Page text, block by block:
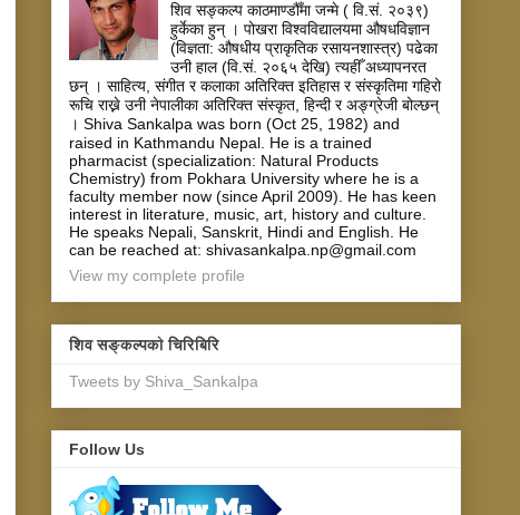
शिव सङ्कल्प काठमाण्डौँमा जन्मे ( वि.सं. २०३९)
हुर्केका हुन् । पोखरा विश्वविद्यालयमा औषधविज्ञान
(विज्ञता: औषधीय प्राकृतिक रसायनशास्त्र) पढेका
उनी हाल (वि.सं. २०६५ देखि) त्यहीँ अध्यापनरत
छन् । साहित्य, संगीत र कलाका अतिरिक्त इतिहास र संस्कृतिमा गहिरो
रूचि राख्ने उनी नेपालीका अतिरिक्त संस्कृत, हिन्दी र अङ्ग्रेजी बोल्छन्
। Shiva Sankalpa was born (Oct 25, 1982) and
raised in Kathmandu Nepal. He is a trained
pharmacist (specialization: Natural Products
Chemistry) from Pokhara University where he is a
faculty member now (since April 2009). He has keen
interest in literature, music, art, history and culture.
He speaks Nepali, Sanskrit, Hindi and English. He
can be reached at: shivasankalpa.np@gmail.com
View my complete profile
शिव सङ्कल्पकाे चिरिबिरि
Tweets by Shiva_Sankalpa
Follow Us